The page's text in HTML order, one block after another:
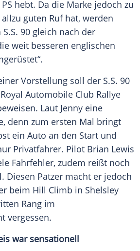
hebt. Da die Marke jedoch zu
guten Ruf hat, werden
S.S. 90 gleich nach der
weit besseren englischen
Vorstellung soll der S.S. 90
Automobile Club Rallye
Laut Jenny eine
denn zum ersten Mal bringt
ein Auto an den Start und
Privatfahrer. Pilot Brian Lewis
Fahrfehler, zudem reißt noch
Diesen Patzer macht er jedoch
beim Hill Climb in Shelsley
Rang im
vergessen.
war sensationell